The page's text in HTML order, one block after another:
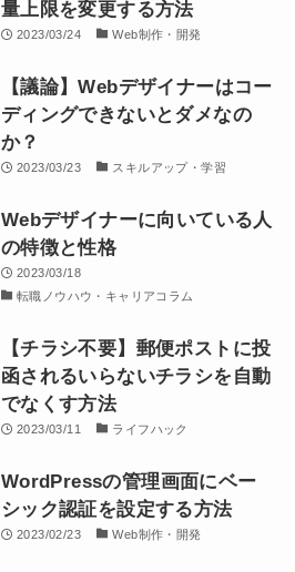
量上限を変更する方法
2023/03/24 Web制作・開発
【議論】Webデザイナーはコー
ディングできないとダメなの
か？
2023/03/23 スキルアップ・学習
Webデザイナーに向いている人
の特徴と性格
2023/03/18
転職ノウハウ・キャリアコラム
【チラシ不要】郵便ポストに投
函されるいらないチラシを自動
でなくす方法
2023/03/11 ライフハック
WordPressの管理画面にベー
シック認証を設定する方法
2023/02/23 Web制作・開発